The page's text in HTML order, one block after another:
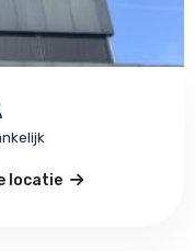
locatie